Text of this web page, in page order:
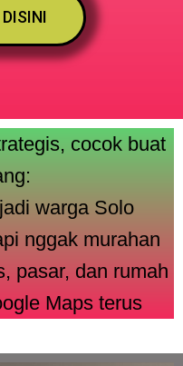
cocok buat
warga Solo
nggak murahan
pasar, dan rumah
Maps terus